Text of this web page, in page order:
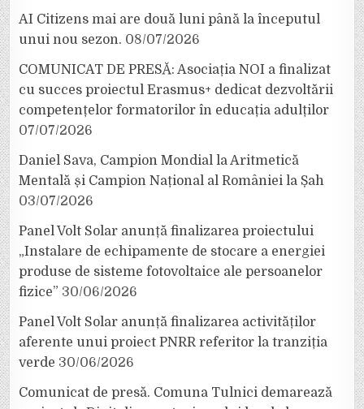
AI Citizens mai are două luni până la începutul
unui nou sezon. 08/07/2026
COMUNICAT DE PRESĂ: Asociația NOI a finalizat
cu succes proiectul Erasmus+ dedicat dezvoltării
competențelor formatorilor în educația adulților
07/07/2026
Daniel Sava, Campion Mondial la Aritmetică
Mentală și Campion Național al României la Șah
03/07/2026
Panel Volt Solar anunță finalizarea proiectului
„Instalare de echipamente de stocare a energiei
produse de sisteme fotovoltaice ale persoanelor
fizice” 30/06/2026
Panel Volt Solar anunță finalizarea activităților
aferente unui proiect PNRR referitor la tranziția
verde 30/06/2026
Comunicat de presă. Comuna Tulnici demarează